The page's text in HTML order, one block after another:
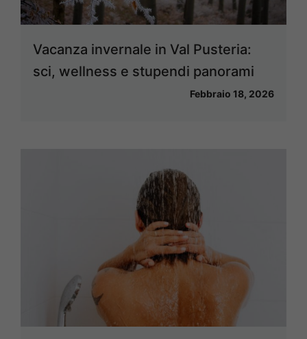
Vacanza invernale in Val Pusteria:
sci, wellness e stupendi panorami
Febbraio 18, 2026